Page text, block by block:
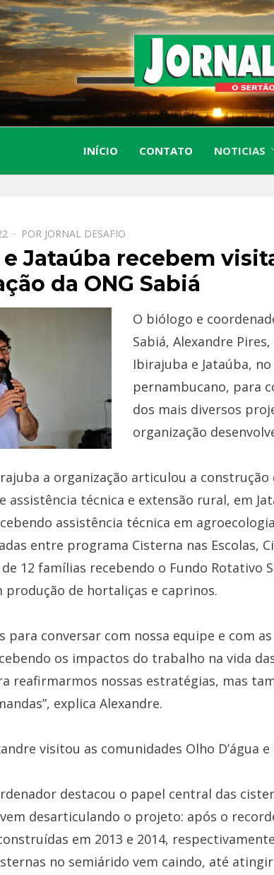
INÍCIO CONTATO NOTICIAS
POR JORNAL DESAFIO
Jataúba recebem
da ONG Sabiá
O biólogo e
Sabiá, Alexandre
Ibirajuba e Jataúba,
pernambucano, para
dos mais diversos
organização
a organização articulou ​a construção
assistência técnica e extensão rural, em
assistência técnica​ em
entre programa Cisterna nas Escolas,
12 famílias recebendo o Fundo Rotativo
produção de hortaliças e caprinos​.
para conversar com nossa equipe e com
os impactos do trabalho na vida
reafirmarmos nossas estratégias, mas
explica Alexandre.​
visitou as comunidades Olho D’água
destacou o papel central das
desarticulando o projeto: após o
em 2013 e 2014,
no semiárido vem caindo, até